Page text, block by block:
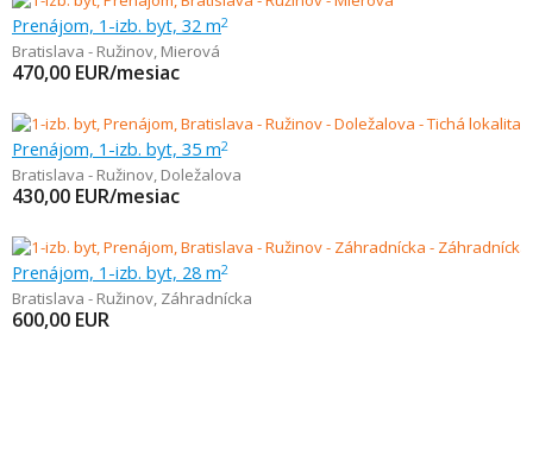
Prenájom, 1-izb. byt, 32 m2
Bratislava - Ružinov, Mierová
470,00 EUR/mesiac
Prenájom, 1-izb. byt, 35 m2
Bratislava - Ružinov, Doležalova
430,00 EUR/mesiac
Prenájom, 1-izb. byt, 28 m2
Bratislava - Ružinov, Záhradnícka
600,00 EUR